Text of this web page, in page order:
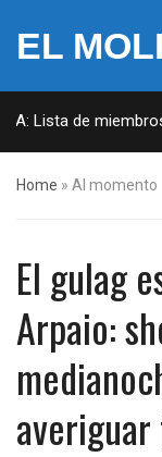
EL
Lista de miembros
Home » Al momento
El gulag
Arpaio: